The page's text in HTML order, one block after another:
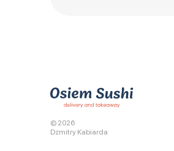
© 2026
Dzmitry Kabiarda